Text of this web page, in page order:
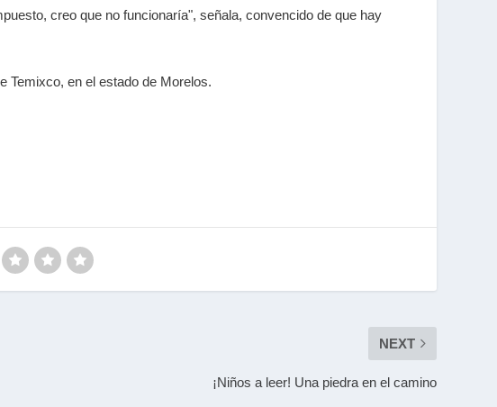
creo que no funcionaría", señala, convencido de que hay
Temixco, en el estado de Morelos.
NEXT
¡Niños a leer! Una piedra en el camino